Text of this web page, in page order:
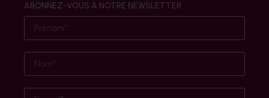
ABONNEZ-VOUS À NOTRE NEWSLETTER